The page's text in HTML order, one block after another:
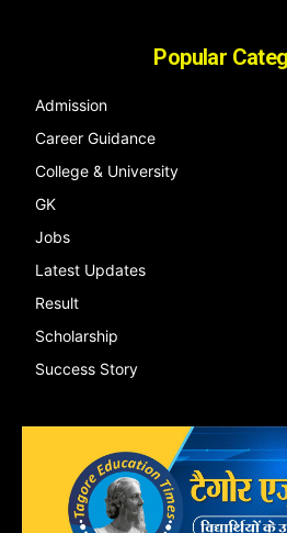
Popular
Admission
Career Guidance
College & University
GK
Jobs
Latest Updates
Result
Scholarship
Success Story